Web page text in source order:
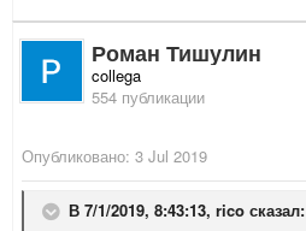
Роман Тишулин
collega
554 публикации
Опубликовано: 3 Jul 2019
В 7/1/2019, 8:43:13, rico сказал: